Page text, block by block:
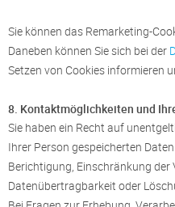
Sie können das Remarketing-
Daneben können Sie sich bei der
Setzen von Cookies informieren
8. Kontaktmöglichkeiten und
Sie haben ein Recht auf
Ihrer Person gespeicherten
Berichtigung, Einschränkung
Datenübertragbarkeit oder